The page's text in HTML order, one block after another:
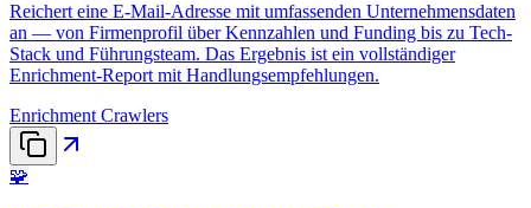
Reichert eine E-Mail-Adresse mit umfassenden Unternehmensdaten
an — von Firmenprofil über Kennzahlen und Funding bis zu Tech-
Stack und Führungsteam. Das Ergebnis ist ein vollständiger
Enrichment-Report mit Handlungsempfehlungen.
Enrichment Crawlers
🧩